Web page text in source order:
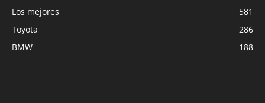
Los mejores
581
Toyota
286
BMW
188